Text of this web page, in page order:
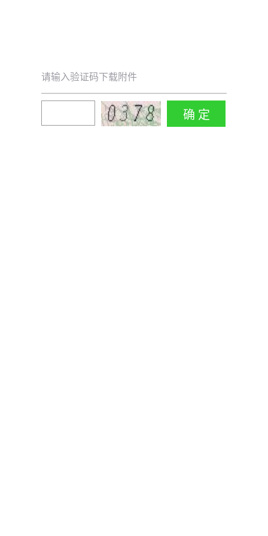
请输入验证码下载附件